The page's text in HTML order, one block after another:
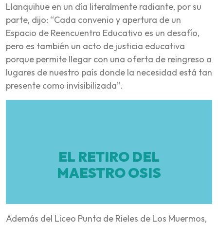
Llanquihue en un día literalmente radiante, por su
parte, dijo: “Cada convenio y apertura de un
Espacio de Reencuentro Educativo es un desafío,
pero es también un acto de justicia educativa
porque permite llegar con una oferta de reingreso a
lugares de nuestro país donde la necesidad está tan
presente como invisibilizada”.
EL RETIRO DEL
MAESTRO OSIS
Además del Liceo Punta de Rieles de Los Muermos,